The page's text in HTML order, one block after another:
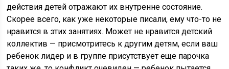
действия детей отражают их внутренне состояние.
Скорее всего, как уже некоторые писали, ему что-то не
нравится в этих занятиях. Может не нравится детский
коллектив — присмотритесь к другим детям, если ваш
ребенок лидер и в группе присутствует еще парочка